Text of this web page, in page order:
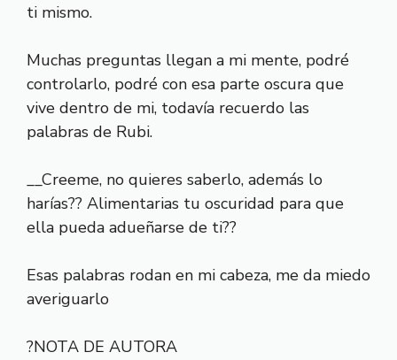
ti mismo.
Muchas preguntas llegan a mi mente, podré
controlarlo, podré con esa parte oscura que
vive dentro de mi, todavía recuerdo las
palabras de Rubi.
__Creeme, no quieres saberlo, además lo
harías?? Alimentarias tu oscuridad para que
ella pueda adueñarse de ti??
Esas palabras rodan en mi cabeza, me da miedo
averiguarlo
?NOTA DE AUTORA